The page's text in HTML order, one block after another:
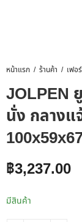
หน้าแรก ร้านค้า เฟอ
JOLPEN
นั่ง กลางแ
฿3,237.00
มีสินค้า